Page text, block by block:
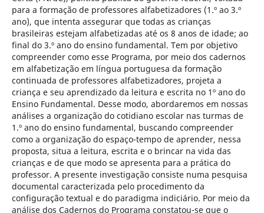
para a formação de professores alfabetizadores (1.º ao 3.º
ano), que intenta assegurar que todas as crianças
brasileiras estejam alfabetizadas até os 8 anos de idade; ao
final do 3.º ano do ensino fundamental. Tem por objetivo
compreender como esse Programa, por meio dos cadernos
em alfabetização em língua portuguesa da formação
continuada de professores alfabetizadores, projeta a
criança e seu aprendizado da leitura e escrita no 1º ano do
Ensino Fundamental. Desse modo, abordaremos em nossas
análises a organização do cotidiano escolar nas turmas de
1.º ano do ensino fundamental, buscando compreender
como a organização do espaço-tempo de aprender, nessa
proposta, situa a leitura, escrita e o brincar na vida das
crianças e de que modo se apresenta para a prática do
professor. A presente investigação consiste numa pesquisa
documental caracterizada pelo procedimento da
configuração textual e do paradigma indiciário. Por meio da
análise dos Cadernos do Programa constatou-se que o